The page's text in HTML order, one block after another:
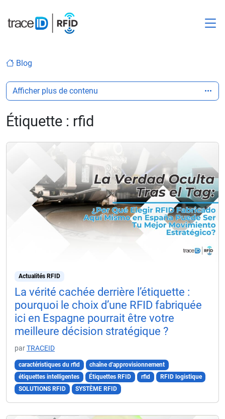
Blog
Étiquette : rfid
Actualités RFID
La vérité cachée derrière l’étiquette :
pourquoi le choix d’une RFID fabriquée
ici en Espagne pourrait être votre
meilleure décision stratégique ?
parTRACEID
caractéristiques du rfid
chaîne d'approvisionnement
étiquettes intelligentes
Étiquettes RFID rfid
RFID logistique
SOLUTIONS RFID
SYSTÈME RFID
Afficher plus de contenu